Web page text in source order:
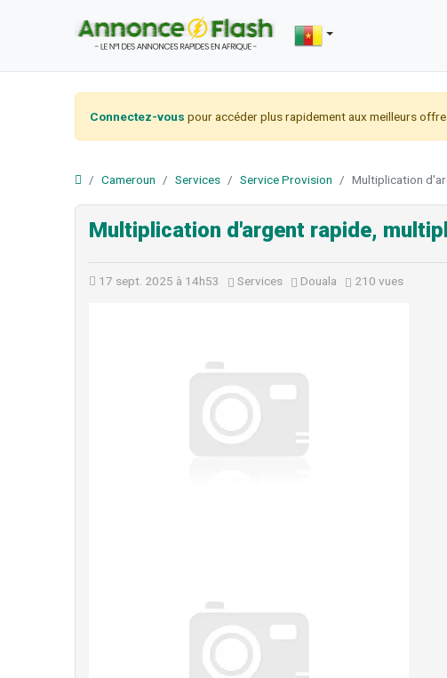
Connectez-vous pour accéder plus rapidement aux meilleurs
Cameroun Services Service Provision Multiplication
Multiplication d'argent rapide,
17 sept. 2025 à 14h53 Services Douala 210 vues